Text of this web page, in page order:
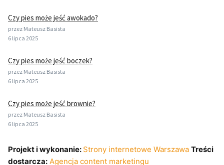
Czy pies może jeść awokado?
przez Mateusz Basista
6 lipca 2025
Czy pies może jeść boczek?
przez Mateusz Basista
6 lipca 2025
Czy pies może jeść brownie?
przez Mateusz Basista
6 lipca 2025
Projekt i wykonanie: Strony internetowe Warszawa Treści
dostarcza: Agencja content marketingu